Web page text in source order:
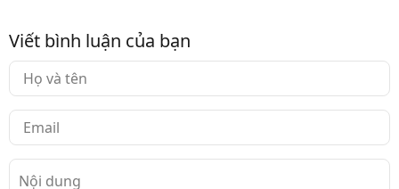
Viết bình luận của bạn